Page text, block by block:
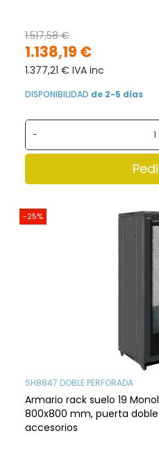
1.138,19 €
1.517,58 €
1.377,21 € IVA inc
DISPONIBILIDAD de 2-5 días
-
-25%
SH8847 DOBLE PERFORADA
Armario rack suelo 19
800x800 mm, puerta
accesorios